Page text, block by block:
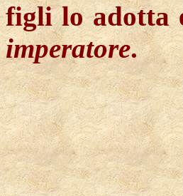
figli lo adotta
imperatore.